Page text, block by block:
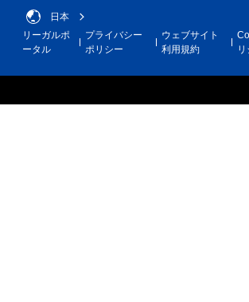
日本
リーガルポ
ータル
プライバシー
ポリシー
ウェブサイト
利用規約